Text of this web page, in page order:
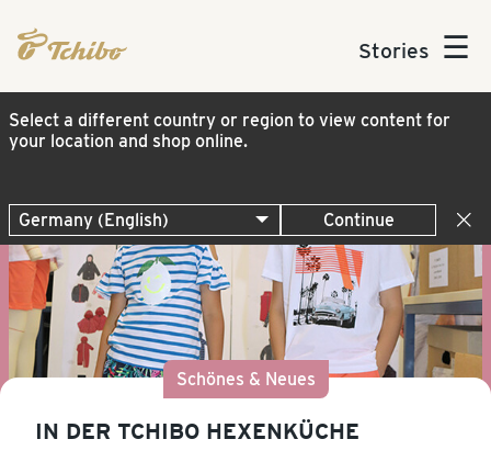
Stories ☰
Select a different country or region to view content for
your location and shop online.
Continue
Schönes & Neues
IN DER TCHIBO HEXENKÜCHE